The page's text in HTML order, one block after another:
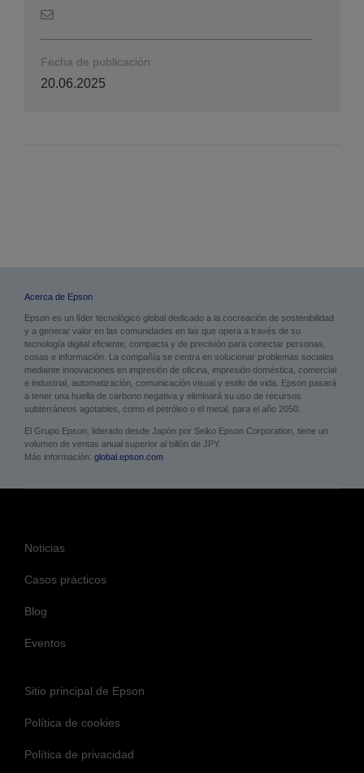
Fecha de publicación:
20.06.2025
Acerca de Epson
Epson es un líder tecnológico global dedicado a la cocreación de sostenibilidad
y a generar valor en las comunidades en las que opera a través de su
tecnología digital eficiente, compacta y de precisión para conectar personas,
cosas e información. La compañía se centra en solucionar problemas sociales
mediante innovaciones en impresión de oficina, impresión doméstica, comercial
e industrial, automatización, comunicación visual y estilo de vida. Epson pasará
a tener una huella de carbono negativa y eliminará su uso de recursos
subterráneos agotables, como el petróleo o el metal, para el año 2050.
El Grupo Epson, liderado desde Japón por Seiko Epson Corporation, tiene un
volumen de ventas anual superior al billón de JPY.
Más información: global.epson.com
Noticias
Casos prácticos
Blog
Eventos
Sitio principal de Epson
Política de cookies
Política de privacidad